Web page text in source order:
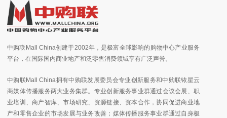
中购联Mall China创建于2002年，是极富全球影响的购物中心产业服务
平台，在国际国内商业地产和泛零售消费领域享有广泛声誉。
中购联Mall China拥有中购联发展委员会专业创新服务和中购联铱星云
商媒体传播服务两大业务集群。专业创新服务事业群通过会议会展、职
业培训、商产智库、市场研究、资源链接、资本合作，协同促进商业地
产和零售企业的市场发展与业务改善；媒体传播服务事业群通过自身极